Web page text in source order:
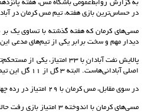
در حساس‌ترین بازی هفته، تیم مس کرمان در
مسی‌های کرمان که هفته گذشته با تساوی یک بر
دیدار مهم و سخت برابر یکی از تیم‌های مدعی
اصلی آبادانی‌هاست. البته 3 گل از 11 گل این تیم به‌وسیله شاگردان سعیده ایرانمنش در بازی رفت به این تیم زده شده است.
در سوی مقابل، مس کرمان با 29 امتیاز در رده چهارم با تنها یک باخت، از خودش تیم محکم و مدعی نشان داده است.
مسی‌های کرمان با اندوخته 3 امتیاز بازی رفت حالا امید دارند تا از این بازی خارج از خانه و مهم امتیاز کسب کنند.